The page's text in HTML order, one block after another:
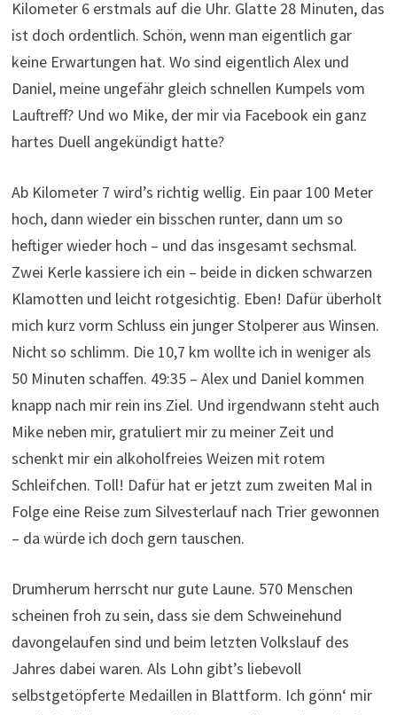
Kilometer 6 erstmals auf die Uhr. Glatte 28 Minuten, das
ist doch ordentlich. Schön, wenn man eigentlich gar
keine Erwartungen hat. Wo sind eigentlich Alex und
Daniel, meine ungefähr gleich schnellen Kumpels vom
Lauftreff? Und wo Mike, der mir via Facebook ein ganz
hartes Duell angekündigt hatte?
Ab Kilometer 7 wird’s richtig wellig. Ein paar 100 Meter
hoch, dann wieder ein bisschen runter, dann um so
heftiger wieder hoch – und das insgesamt sechsmal.
Zwei Kerle kassiere ich ein – beide in dicken schwarzen
Klamotten und leicht rotgesichtig. Eben! Dafür überholt
mich kurz vorm Schluss ein junger Stolperer aus Winsen.
Nicht so schlimm. Die 10,7 km wollte ich in weniger als
50 Minuten schaffen. 49:35 – Alex und Daniel kommen
knapp nach mir rein ins Ziel. Und irgendwann steht auch
Mike neben mir, gratuliert mir zu meiner Zeit und
schenkt mir ein alkoholfreies Weizen mit rotem
Schleifchen. Toll! Dafür hat er jetzt zum zweiten Mal in
Folge eine Reise zum Silvesterlauf nach Trier gewonnen
– da würde ich doch gern tauschen.
Drumherum herrscht nur gute Laune. 570 Menschen
scheinen froh zu sein, dass sie dem Schweinehund
davongelaufen sind und beim letzten Volkslauf des
Jahres dabei waren. Als Lohn gibt’s liebevoll
selbstgetöpferte Medaillen in Blattform. Ich gönn‘ mir